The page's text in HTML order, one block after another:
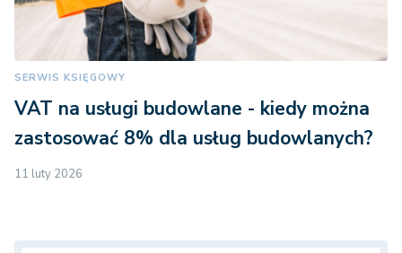
SERWIS KSIĘGOWY
VAT na usługi budowlane - kiedy można
zastosować 8% dla usług budowlanych?
11 luty 2026